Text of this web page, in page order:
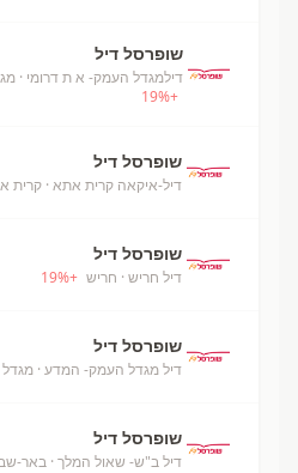
שופרסל דיל
דילמגדל העמק- א ת דרומי ·
+
19%
שופרסל דיל
דיל-איקאה קרית אתא · קרית
שופרסל דיל
דיל חריש · חריש +
19%
שופרסל דיל
דיל מגדל העמק- המדע ·
שופרסל דיל
דיל ב"ש- שאול המלך · באר-